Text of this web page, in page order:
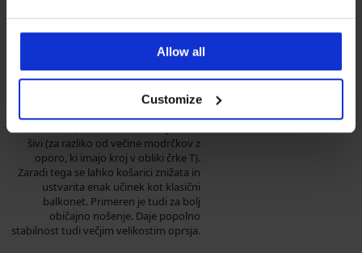
Allow all
Customize
6. Pol balkonet
Ta kroj modrčka v sebi združuje
prednosti običajnega modrčka z oporo
in balkoneta.Pol balkonetmodrček je v
osnovi modrček z oporo z odprtim
krojem košaric. Košarici sta zašiti iz dveh
ali treh delov, ki so sešiti le z navpičnimi
šivi (za razliko od večine modrčkov z
oporo, ki imajo kroj v obliki črke T).
Zaradi tega se lahko košarici znižata in
ustvarita enak učinek kot klasični
balkonet. Primeren je tudi za bolj
običajno nošenje. Daje popolno
stabilnost tudi večjim velikostim oprsja.